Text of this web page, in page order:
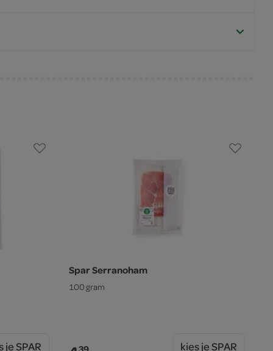
je SPAR
Spar Serranoham
100 gram
39 kies je SPAR